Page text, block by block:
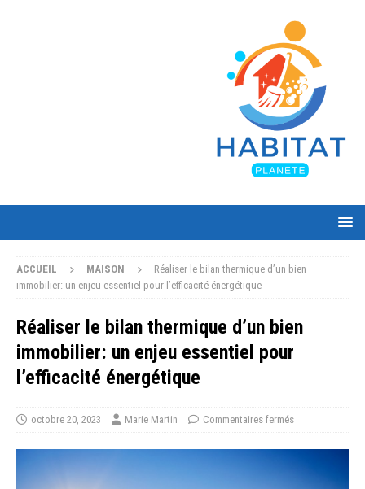
ACCUEIL MAISON
Réaliser le bilan thermique d’un bien
immobilier: un enjeu essentiel pour l’efficacité énergétique
Réaliser le bilan thermique d’un bien
immobilier: un enjeu essentiel pour
l’efficacité énergétique
octobre 20, 2023 Marie Martin Commentaires fermés